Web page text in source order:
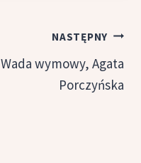
NASTĘPNY
Wada wymowy, Agata
Porczyńska